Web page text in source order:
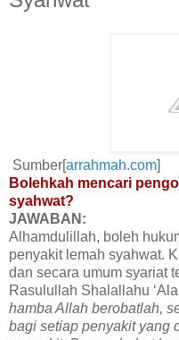
Sumber[arrahmah.com]
Bolehkah mencari
syahwat?
JAWABAN:
Alhamdulillah, boleh
penyakit lemah syahwat.
dan secara umum syariat
Rasulullah Shalallahu
hamba Allah berobatlah,
bagi setiap penyakit yang